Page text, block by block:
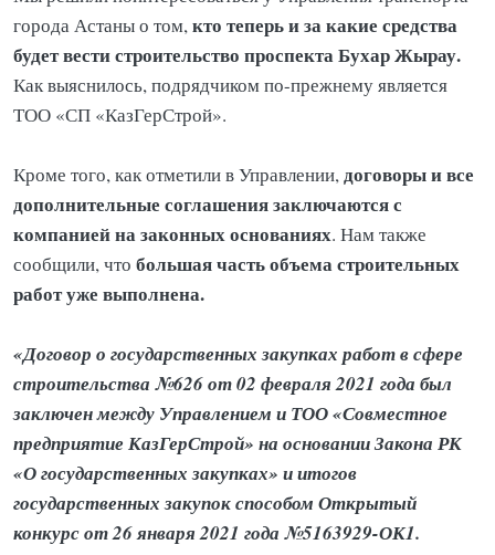
города Астаны о том,кто теперь и за какие средства
будет вести строительство проспекта Бухар Жырау.
Как выяснилось, подрядчиком по-прежнему является
ТОО «СП «КазГерСтрой».
Кроме того, как отметили в Управлении,договоры и все
дополнительные соглашения заключаются с
компанией на законных основаниях. Нам также
сообщили, что большая часть объема строительных
работ уже выполнена.
«Договор о государственных закупках работ в сфере
строительства №626 от 02 февраля 2021 года был
заключен между Управлением и ТОО «Совместное
предприятие КазГерСтрой» на основании Закона РК
«О государственных закупках» и итогов
государственных закупок способом Открытый
конкурс от 26 января 2021 года №5163929-ОК1.